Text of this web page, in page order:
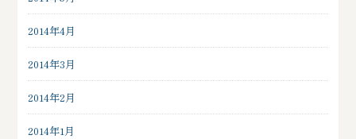
2014年4月
2014年3月
2014年2月
2014年1月